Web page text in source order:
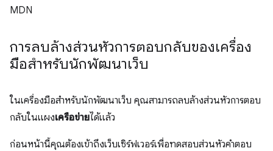
MDN
การลบล้างส่วนหัวการตอบกลับของเครื่อง
มือสำหรับนักพัฒนาเว็บ
ในเครื่องมือสำหรับนักพัฒนาเว็บ คุณสามารถลบล้างส่วนหัวการตอบ
กลับในแผงเครือข่ายได้แล้ว
ก่อนหน้านี้คุณต้องเข้าถึงเว็บเซิร์ฟเวอร์เพื่อทดสอบส่วนหัวคำตอบ